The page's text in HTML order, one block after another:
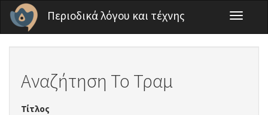
Παράκαμψη προς το κυρίως περιεχόμενο
Περιοδικά λόγου και τέχνης
Toggle
Αναζήτηση Το Τραμ
Τίτλος